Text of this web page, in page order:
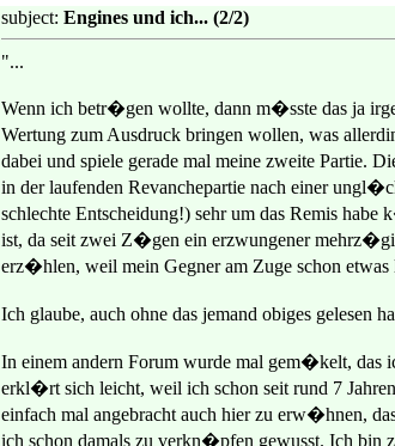
subject: Engines und ich... (2/2)
"...
Wenn ich betr�gen wollte, dann m�sste das ja
Wertung zum Ausdruck bringen wollen, was
dabei und spiele gerade mal meine zweite Partie.
in der laufenden Revanchepartie nach einer
schlechte Entscheidung!) sehr um das Remis
ist, da seit zwei Z�gen ein erzwungener
erz�hlen, weil mein Gegner am Zuge schon
Ich glaube, auch ohne das jemand obiges gelesen
In einem andern Forum wurde mal gem�kelt,
erkl�rt sich leicht, weil ich schon seit rund 7
einfach mal angebracht auch hier zu erw�hnen,
ich schon damals zu verkn�pfen gewusst. Ich bin